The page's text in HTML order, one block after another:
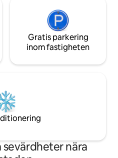
ytor.
och
av
valet
och
från
och
fastigheten men
behövs Området är mest centralt för
hela Kapstaden,
mycket hippa och
finns ett antal
om gratis
tvättservice är
överenskommelse Området är
Gratis parkering
inom fastigheten
nära